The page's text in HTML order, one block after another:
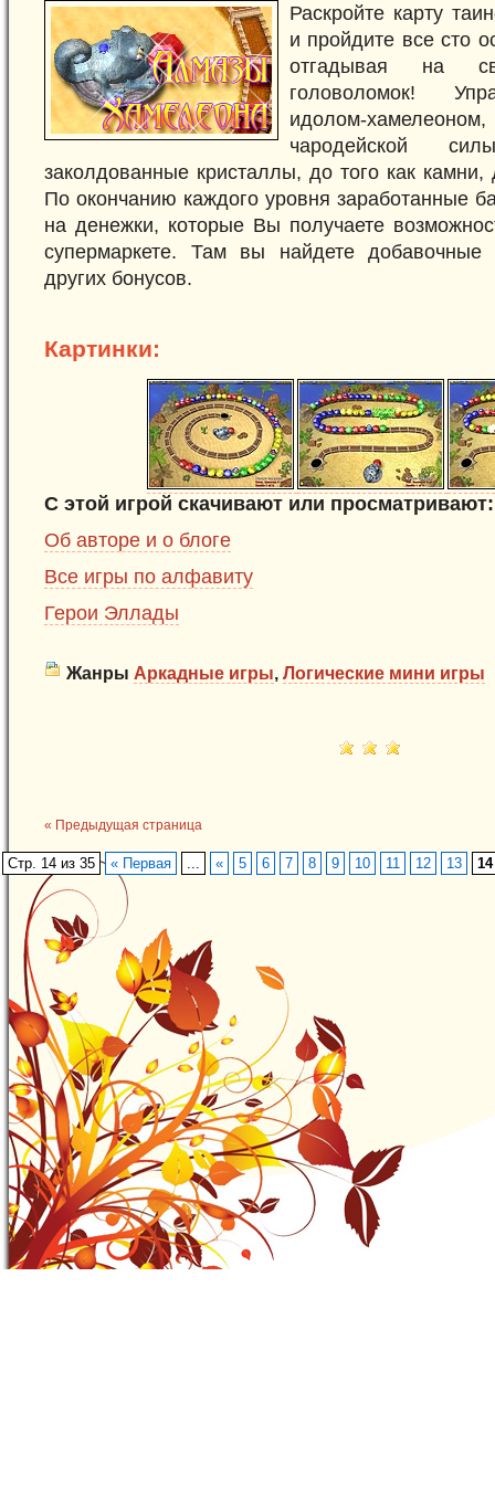
Раскройте карту
и пройдите все сто
отгадывая на
головоломок!
идолом-
чародейской
заколдованные кристаллы, до того как
По окончанию каждого уровня заработанные
на денежки, которые Вы получаете
супермаркете. Там вы найдете
других бонусов.
Картинки:
С этой игрой скачивают или просматривают:
Об авторе и о блоге
Все игры по алфавиту
Герои Эллады
Жанры Аркадные игры, Логические мини игры
« Предыдущая страница
Стр. 14 из 35 « Первая « 5 6 7 8 9 10 11 12 13 14